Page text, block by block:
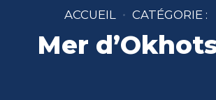
ACCUEIL CATÉGORIE :
Mer